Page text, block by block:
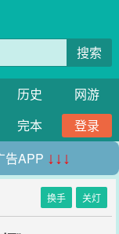
搜索
历史
网游
完本
登录
告APP ↓↓↓
换手 关灯